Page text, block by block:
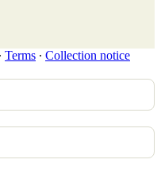
∙ Terms ∙ Collection notice